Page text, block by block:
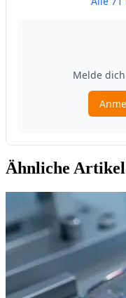
Ähnliche Artikel